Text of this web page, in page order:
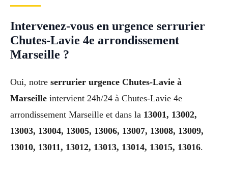
Intervenez-vous en urgence serrurier
Chutes-Lavie 4e arrondissement
Marseille ?
Oui, notre serrurier urgence Chutes-Lavie à
Marseille intervient 24h/24 à Chutes-Lavie 4e
arrondissement Marseille et dans la 13001, 13002,
13003, 13004, 13005, 13006, 13007, 13008, 13009,
13010, 13011, 13012, 13013, 13014, 13015, 13016.